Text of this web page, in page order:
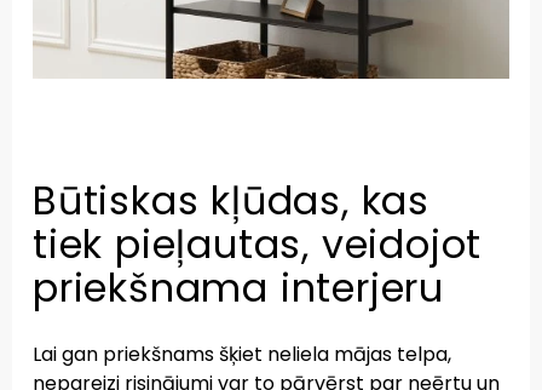
Būtiskas kļūdas, kas
tiek pieļautas, veidojot
priekšnama interjeru
Lai gan priekšnams šķiet neliela mājas telpa,
nepareizi risinājumi var to pārvērst par neērtu un